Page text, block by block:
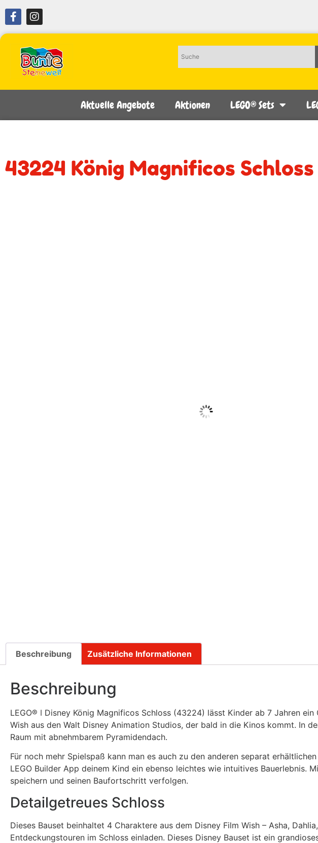
Aktuelle Angebote Aktionen LEGO® Sets
43224 König Magnificos Schloss
Beschreibung Zusätzliche Informationen
Beschreibung
LEGO® ǀ Disney König Magnificos Schloss (43224) lässt Kinder ab 7 Jahren
Wish aus den Walt Disney Animation Studios, der bald in die Kinos kommt. In
Raum mit abnehmbarem Pyramidendach.
Für noch mehr Spielspaß kann man es auch zu den anderen separat
LEGO Builder App deinem Kind ein ebenso leichtes wie intuitives Bauerlebnis.
speichern und seinen Baufortschritt verfolgen.
Detailgetreues Schloss
Dieses Bauset beinhaltet 4 Charaktere aus dem Disney Film Wish – Asha,
Entdeckungstouren im Schloss einladen. Dieses Disney Bauset ist ein